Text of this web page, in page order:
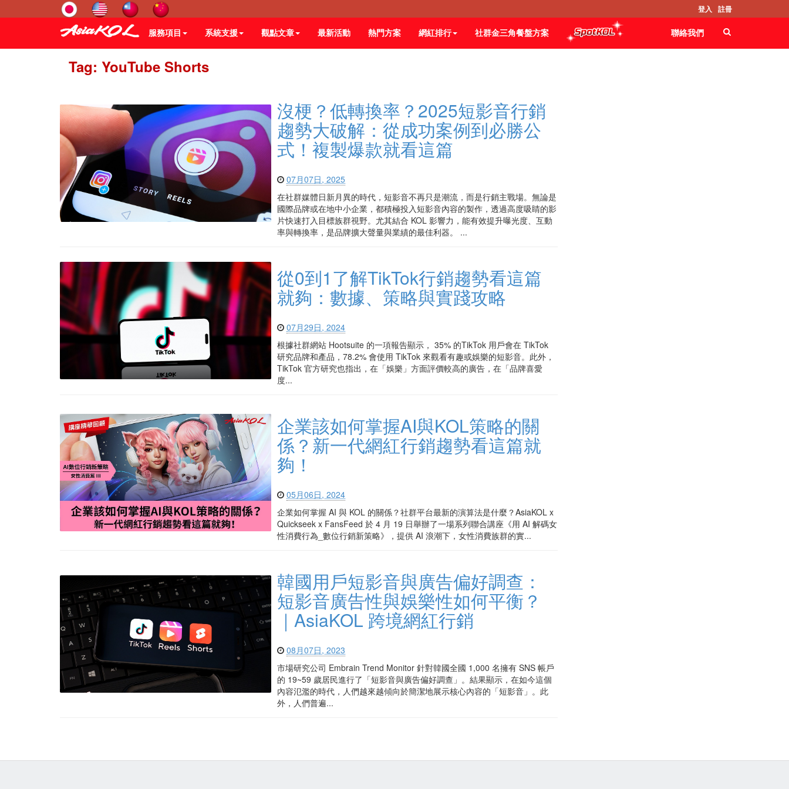
登入 註冊
服務項目 系統支援 觀點文章 最新活動 熱門方案 網紅排行 社群金三角餐盤方案 聯絡我們
Tag: YouTube Shorts
沒梗？低轉換率？2025短影音行銷
趨勢大破解：從成功案例到必勝公
式！複製爆款就看這篇
07月07日, 2025
在社群媒體日新月異的時代，短影音不再只是潮流，而是行銷主戰場。無論是
國際品牌或在地中小企業，都積極投入短影音內容的製作，透過高度吸睛的影
片快速打入目標族群視野。尤其結合 KOL 影響力，能有效提升曝光度、互動
率與轉換率，是品牌擴大聲量與業績的最佳利器。 ...
從0到1了解TikTok行銷趨勢看這篇
就夠：數據、策略與實踐攻略
07月29日, 2024
根據社群網站 Hootsuite 的一項報告顯示， 35% 的TikTok 用戶會在 TikTok
研究品牌和產品，78.2% 會使用 TikTok 來觀看有趣或娛樂的短影音。此外，
TikTok 官方研究也指出，在「娛樂」方面評價較高的廣告，在「品牌喜愛
度...
企業該如何掌握AI與KOL策略的關
係？新一代網紅行銷趨勢看這篇就
夠！
05月06日, 2024
企業如何掌握 AI 與 KOL 的關係？社群平台最新的演算法是什麼？AsiaKOL x
Quickseek x FansFeed 於 4 月 19 日舉辦了一場系列聯合講座《用 AI 解碼女
性消費行為_數位行銷新策略》，提供 AI 浪潮下，女性消費族群的實...
韓國用戶短影音與廣告偏好調查：
短影音廣告性與娛樂性如何平衡？
｜AsiaKOL 跨境網紅行銷
08月07日, 2023
市場研究公司 Embrain Trend Monitor 針對韓國全國 1,000 名擁有 SNS 帳戶
的 19~59 歲居民進行了「短影音與廣告偏好調查」。結果顯示，在如今這個
內容氾濫的時代，人們越來越傾向於簡潔地展示核心內容的「短影音」。此
外，人們普遍...
Failed to find static block \'classic03-